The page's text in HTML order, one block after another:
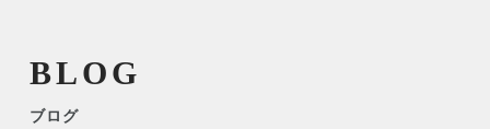
BLOG
ブログ